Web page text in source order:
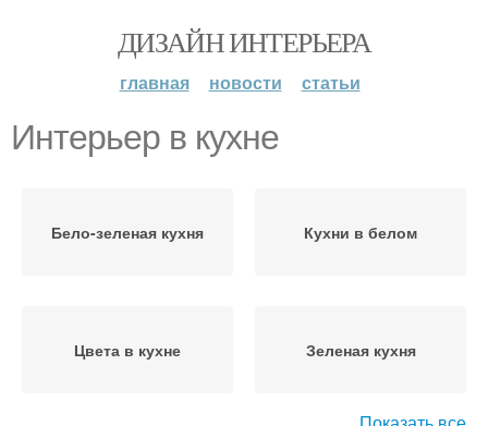
ДИЗАЙН ИНТЕРЬЕРА
главная новости статьи
Интерьер в кухне
Бело-зеленая кухня Кухни в белом
Цвета в кухне Зеленая кухня